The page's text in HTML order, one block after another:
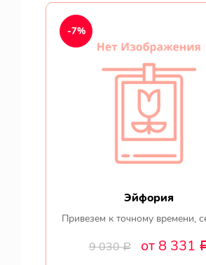
Эйфория
Привезем к точному времени,
9 030Р от 8 331
-7%